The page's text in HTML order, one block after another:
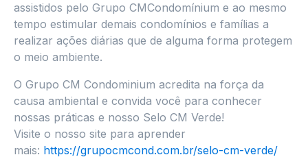
assistidos pelo Grupo CMCondomínium e ao mesmo
tempo estimular demais condomínios e famílias a
realizar ações diárias que de alguma forma protegem
o meio ambiente.
O Grupo CM Condominium acredita na força da
causa ambiental e convida você para conhecer
nossas práticas e nosso Selo CM Verde!
Visite o nosso site para aprender
mais: https://grupocmcond.com.br/selo-cm-verde/